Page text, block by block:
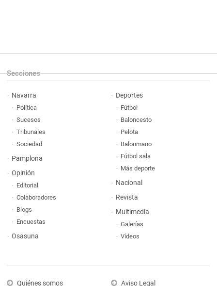
Secciones
Navarra
Política
Sucesos
Tribunales
Sociedad
Pamplona
Opinión
Editorial
Colaboradores
Blogs
Encuestas
Osasuna
Deportes
Fútbol
Baloncesto
Pelota
Balonmano
Fútbol sala
Más deporte
Nacional
Revista
Multimedia
Galerías
Vídeos
Quiénes somos Aviso Legal